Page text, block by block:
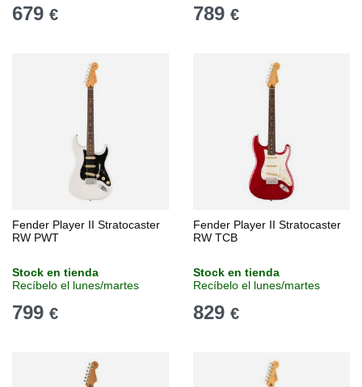
679 € 789 €
Fender Player II Stratocaster
RW PWT
Stock en tienda
Recíbelo el lunes/martes
799 €
Fender Player II Stratocaster
RW TCB
Stock en tienda
Recíbelo el lunes/martes
829 €